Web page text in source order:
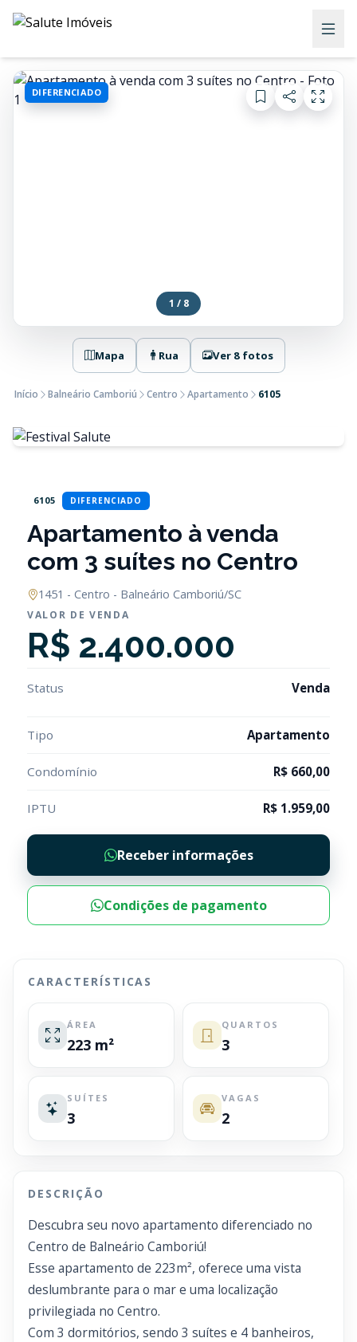
DIFERENCIADO
1 / 8
Mapa Rua Ver 8 fotos
Início Balneário Camboriú Centro Apartamento 6105
6105 DIFERENCIADO
Apartamento à venda
com 3 suítes no Centro
1451 - Centro - Balneário Camboriú/SC
VALOR DE VENDA
R$ 2.400.000
Status Venda
Tipo Apartamento
Condomínio R$ 660,00
IPTU R$ 1.959,00
Receber informações
Condições de pagamento
CARACTERÍSTICAS
ÁREA
223 m²
QUARTOS
3
SUÍTES
3
VAGAS
2
DESCRIÇÃO
Descubra seu novo apartamento diferenciado no
Centro de Balneário Camboriú!
Esse apartamento de 223m², oferece uma vista
deslumbrante para o mar e uma localização
privilegiada no Centro.
Com 3 dormitórios, sendo 3 suítes e 4 banheiros,